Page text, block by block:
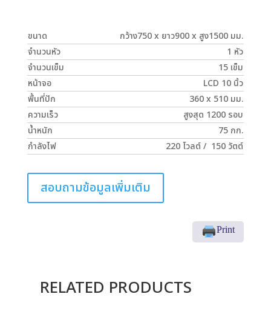
ขนาด
กว้าง750 x ยาว900 x สูง1500 มม.
จำนวนหัว
1 หัว
จำนวนเข็ม
15 เข็ม
หน้าจอ
LCD 10 นิ้ว
พื้นที่ปัก
360 x 510 มม.
ความเร็ว
สูงสุด 1200 รอบ
น้ำหนัก
75 กก.
กำลังไฟ
220 โวลต์ / 150 วัตต์
สอบถามข้อมูลเพิ่มเติม
Print
RELATED PRODUCTS